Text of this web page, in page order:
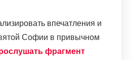
впечатления и
Софии в привычном
фрагмент